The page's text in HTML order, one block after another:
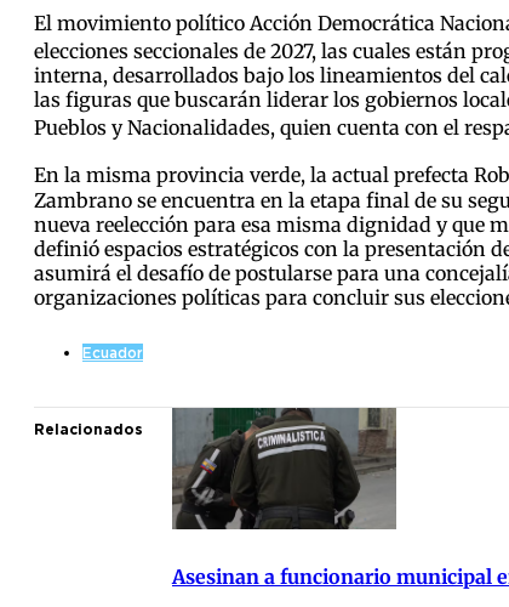
El movimiento político Acción Democrática
elecciones seccionales de 2027, las cuales están
interna, desarrollados bajo los lineamientos del
las figuras que buscarán liderar los gobiernos
Pueblos y Nacionalidades, quien cuenta con el
En la misma provincia verde, la actual prefecta
Zambrano se encuentra en la etapa final de su
nueva reelección para esa misma dignidad y que
definió espacios estratégicos con la presentación
asumirá el desafío de postularse para una
organizaciones políticas para concluir sus
Ecuador
Relacionados
Asesinan a funcionario municipal